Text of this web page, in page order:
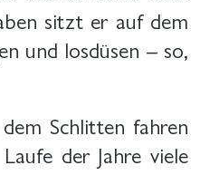
sitzt er auf dem
und losdüsen – so,
Schlitten fahren
der Jahre viele